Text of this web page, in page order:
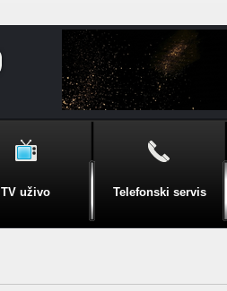
TV uživo Telefonski servis